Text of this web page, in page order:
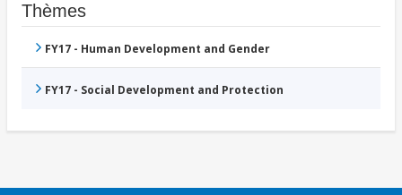
Thèmes
FY17 - Human Development and Gender
FY17 - Social Development and Protection